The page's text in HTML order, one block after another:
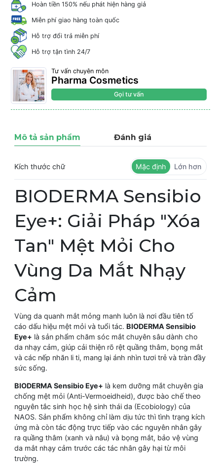
Hoàn tiền 150% nếu phát hiện hàng giả
Miễn phí giao hàng toàn quốc
Hỗ trợ đổi trả miễn phí
Hỗ trợ tận tình 24/7
Tư vấn chuyên môn
Pharma Cosmetics
Gọi tư vấn
Mô tả sản phẩm Đánh giá
Kích thước chữ Mặc định Lớn hơn
BIODERMA Sensibio
Eye+: Giải Pháp "Xóa
Tan" Mệt Mỏi Cho
Vùng Da Mắt Nhạy
Cảm
Vùng da quanh mắt mỏng manh luôn là nơi đầu tiên tố
cáo dấu hiệu mệt mỏi và tuổi tác. BIODERMA Sensibio
Eye+ là sản phẩm chăm sóc mắt chuyên sâu dành cho
da nhạy cảm, giúp cải thiện rõ rệt quầng thâm, bọng mắt
và các nếp nhăn li ti, mang lại ánh nhìn tươi trẻ và tràn đầy
sức sống.
BIODERMA Sensibio Eye+ là kem dưỡng mắt chuyên gia
chống mệt mỏi (Anti-Vermoeidheid), được bào chế theo
nguyên tắc sinh học hệ sinh thái da (Ecobiology) của
NAOS. Sản phẩm không chỉ làm dịu tức thì tình trạng kích
ứng mà còn tác động trực tiếp vào các nguyên nhân gây
ra quầng thâm (xanh và nâu) và bọng mắt, bảo vệ vùng
da mắt nhạy cảm trước các tác nhân gây hại từ môi
trường.